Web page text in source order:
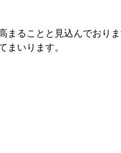
ることと見込んでおりま
まいります。